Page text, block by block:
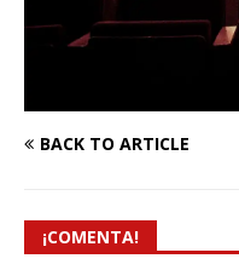
BACK TO ARTICLE
¡COMENTA!